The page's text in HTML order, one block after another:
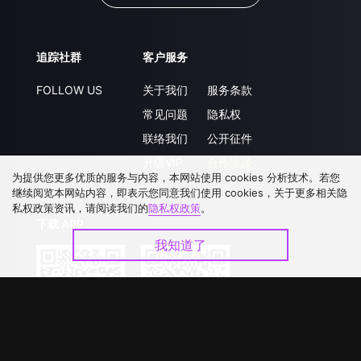
追踪社群
FOLLOW US
客户服务
关于我们
常见问题
联络我们
服务条款
隐私权
公开征件
为提供您更多优质的服务与内容，本网站使用 cookies 分析技术。若您
继续阅览本网站内容，即表示您同意我们使用 cookies，关于更多相关隐
私权政策资讯，请阅读我们的隐私权政策。
我知道了